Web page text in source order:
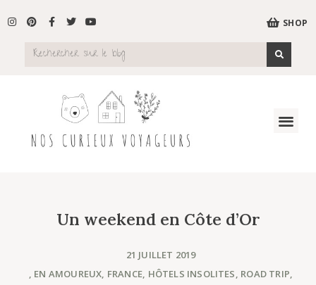
SHOP
Un weekend en Côte d’Or
21 JUILLET 2019
, EN AMOUREUX, FRANCE, HÔTELS INSOLITES, ROAD TRIP,